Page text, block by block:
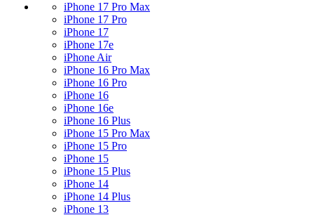
iPhone 17 Pro Max
iPhone 17 Pro
iPhone 17
iPhone 17e
iPhone Air
iPhone 16 Pro Max
iPhone 16 Pro
iPhone 16
iPhone 16e
iPhone 16 Plus
iPhone 15 Pro Max
iPhone 15 Pro
iPhone 15
iPhone 15 Plus
iPhone 14
iPhone 14 Plus
iPhone 13